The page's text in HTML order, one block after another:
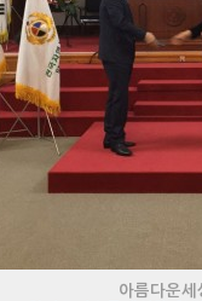
아름다운세